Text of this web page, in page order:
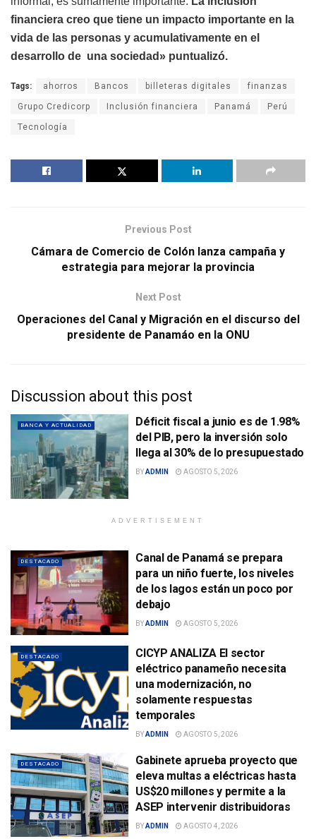
financiera creo que tiene un impacto importante en la
vida de las personas y acumulativamente en el
desarrollo de una sociedad» puntualizó.
Tags: ahorros Bancos billeteras digitales finanzas
Grupo Credicorp Inclusión financiera Panamá Perú
Tecnología
Previous Post
Cámara de Comercio de Colón lanza campaña y
estrategia para mejorar la provincia
Next Post
Operaciones del Canal y Migración en el discurso del
presidente de Panamáo en la ONU
Discussion about this post
BANCA Y ACTUALIDAD
Déficit fiscal a junio es de 1.98%
del PIB, pero la inversión solo
llega al 30% de lo presupuestado
BYADMIN AGOSTO 5, 2026
ADVERTISEMENT
DESTACADO
Canal de Panamá se prepara
para un niño fuerte, los niveles
de los lagos están un poco por
debajo
BYADMIN AGOSTO 5, 2026
DESTACADO
CICYP ANALIZA El sector
eléctrico panameño necesita
una modernización, no
solamente respuestas
temporales
BYADMIN AGOSTO 5, 2026
DESTACADO
Gabinete aprueba proyecto que
eleva multas a eléctricas hasta
US$20 millones y permite a la
ASEP intervenir distribuidoras
BYADMIN AGOSTO 4, 2026